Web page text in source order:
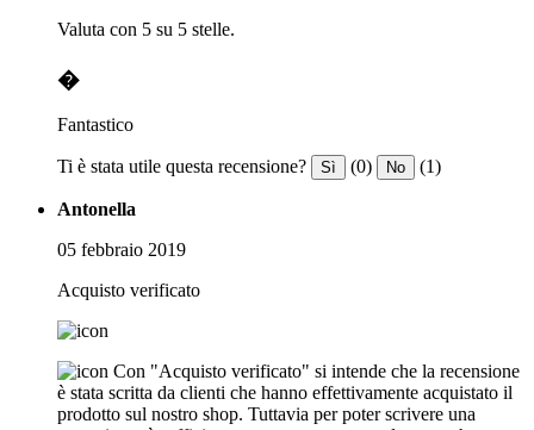
Valuta con 5 su 5 stelle.
�
Fantastico
Ti è stata utile questa recensione? Sì (0) No (1)
Antonella
05 febbraio 2019
Acquisto verificato
Con "Acquisto verificato" si intende che la recensione
è stata scritta da clienti che hanno effettivamente acquistato il
prodotto sul nostro shop. Tuttavia per poter scrivere una